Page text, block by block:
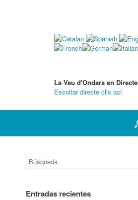
La Veu d'Ondara en Directe
Escoltar directe clic ací
Entradas recientes